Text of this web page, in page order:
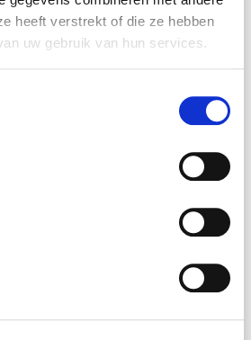
heeft verstrekt of die ze hebben
uw gebruik van hun services.
direct!